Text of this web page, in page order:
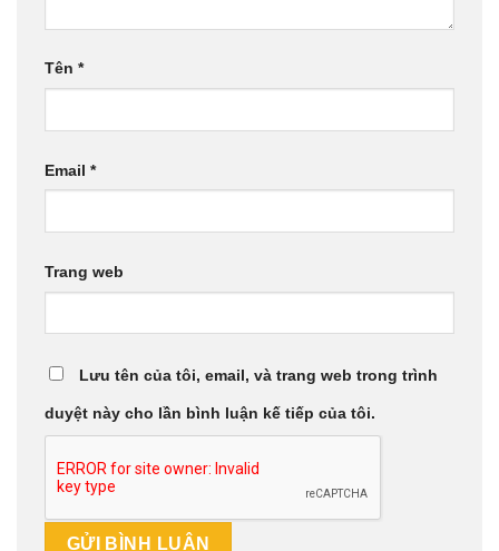
Tên *
Email *
Trang web
Lưu tên của tôi, email, và trang web trong trình
duyệt này cho lần bình luận kế tiếp của tôi.